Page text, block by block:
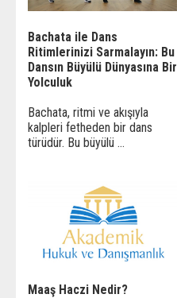
Bachata ile Dans
Ritimlerinizi Sarmalayın: Bu
Dansın Büyülü Dünyasına Bir
Yolculuk
Bachata, ritmi ve akışıyla
kalpleri fetheden bir dans
türüdür. Bu büyülü ...
Maaş Haczi Nedir?